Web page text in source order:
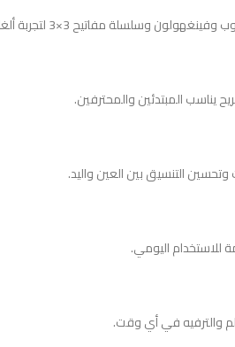
يناسب المبتدئين والمحترفين.
التنسيق بين العين واليد.
والترفيه في أي وقت.